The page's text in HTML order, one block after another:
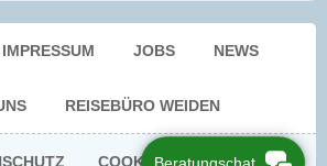
JOBS NEWS
REISEBÜRO WEIDEN
COOKIE EINWILLIGUNG